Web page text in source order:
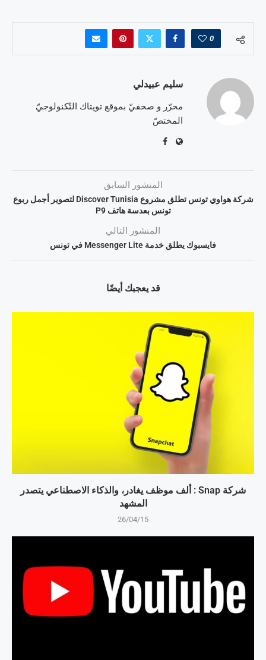
0
سليم عبيدلي
محرّر و صحفيّ بموقع تويتاك التّكنولوجيّ
المختصّ
المنشور السابق
شركة هواوي تونس تطلق مشروع Discover Tunisia لتصوير أجمل ربوع
تونس بعدسة هاتف P9
المنشور التالي
فايسبوك يطلق خدمة Messenger Lite في تونس
قد يعجبك أيضًا
شركة Snap : ألف موظف يغادر، والذكاء الاصطناعي يتصدر
المشهد
26/04/15